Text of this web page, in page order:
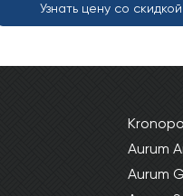
Узнать цену со скидкой
Aurum
Aurum